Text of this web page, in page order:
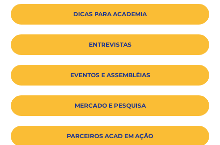
DICAS PARA ACADEMIA
ENTREVISTAS
EVENTOS E ASSEMBLÉIAS
MERCADO E PESQUISA
PARCEIROS ACAD EM AÇÃO